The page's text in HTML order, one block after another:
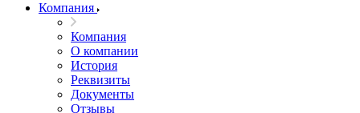
Компания
Компания
О компании
История
Реквизиты
Документы
Отзывы